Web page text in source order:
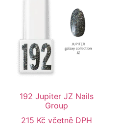
192 Jupiter JZ Nails
Group
215 Kč včetně DPH